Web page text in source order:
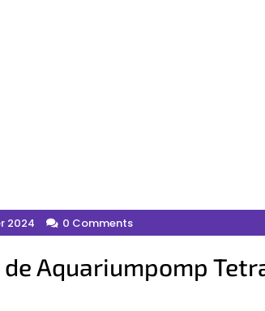
2024 0 Comments
Aquariumpomp